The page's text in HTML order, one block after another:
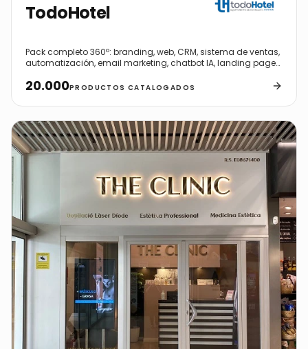
TodoHotel
Pack completo 360º: branding, web, CRM, sistema de ventas,
automatización, email marketing, chatbot IA, landing pages
20.000PRODUCTOS CATALOGADOS